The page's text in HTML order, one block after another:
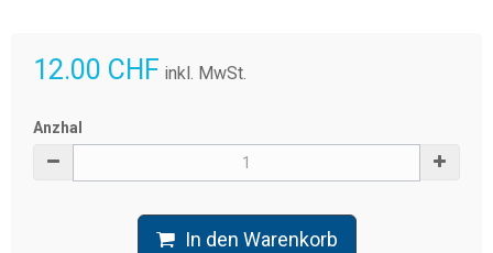
12.00 CHF inkl. MwSt.
Anzhal
In den Warenkorb